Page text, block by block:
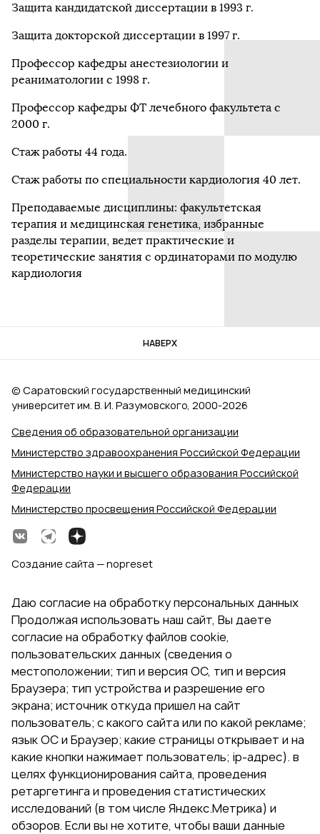
Защита кандидатской диссертации в 1993 г.
Защита докторской диссертации в 1997 г.
Профессор кафедры анестезиологии и
реаниматологии с 1998 г.
Профессор кафедры ФТ лечебного факультета с
2000 г.
Стаж работы 44 года.
Стаж работы по специальности кардиология 40 лет.
Преподаваемые дисциплины: факультетская
терапия и медицинская генетика, избранные
разделы терапии, ведет практические и
теоретические занятия с ординаторами по модулю
кардиология
НАВЕРХ
Сведения об образовательной организации
Министерство здравоохранения Российской Федерации
Министерство науки и высшего образования Российской
Федерации
Министерство просвещения Российской Федерации
© Саратовский государственный медицинский
университет им. В. И. Разумовского, 2000‑2026
Создание сайта — nopreset
Даю согласие на обработку персональных данных
Продолжая использовать наш сайт, Вы даете
согласие на обработку файлов cookie,
пользовательских данных (сведения о
местоположении; тип и версия ОС, тип и версия
Браузера; тип устройства и разрешение его
экрана; источник откуда пришел на сайт
пользователь; с какого сайта или по какой рекламе;
язык ОС и Браузер; какие страницы открывает и на
какие кнопки нажимает пользователь; ip-адрес). в
целях функционирования сайта, проведения
ретаргетинга и проведения статистических
исследований (в том числе Яндекс.Метрика) и
обзоров. Если вы не хотите, чтобы ваши данные